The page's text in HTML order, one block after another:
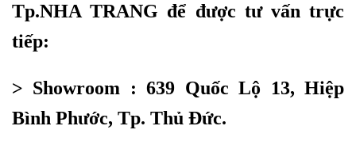
Tp.NHA TRANG để được tư vấn trực
tiếp:
> Showroom : 639 Quốc Lộ 13, Hiệp
Bình Phước, Tp. Thủ Đức.